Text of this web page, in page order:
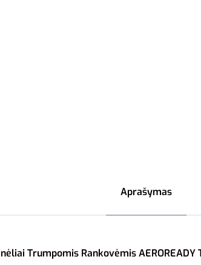
Aprašymas
Trumpomis Rankovėmis